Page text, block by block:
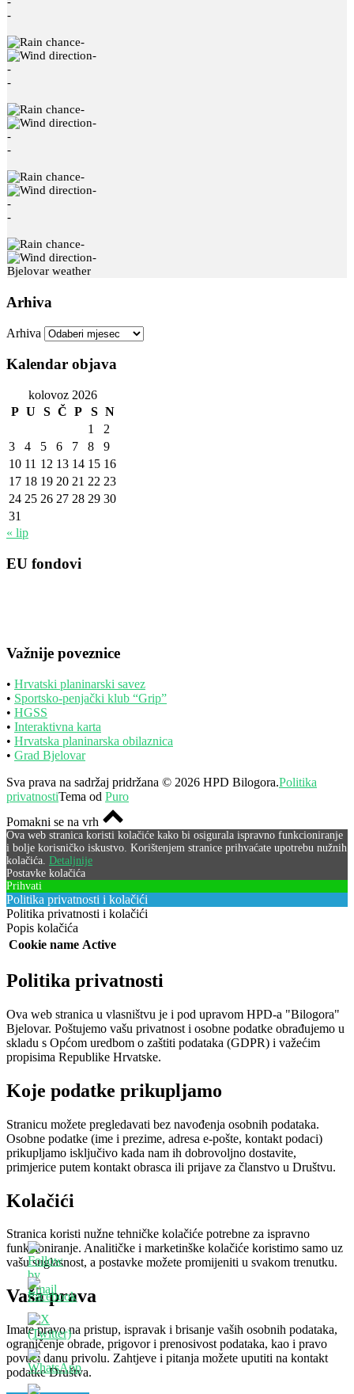
-
-
-
-
-
-
-
-
-
-
-
-
-
-
-
Bjelovar weather
Arhiva
Arhiva
Kalendar objava
kolovoz 2026
P U S Č P S N
1
2
3
4 5 6 7 8
9
10 11 12 13 14 15 16
17 18 19 20 21 22 23
24 25 26 27 28 29 30
31
« lip
EU fondovi
Važnije poveznice
• Hrvatski planinarski savez
• Sportsko-penjački klub “Grip”
• HGSS
• Interaktivna karta
• Hrvatska planinarska obilaznica
• Grad Bjelovar
Sva prava na sadržaj pridržana © 2026 HPD Bilogora.Politika
privatnostiTema od Puro
Pomakni se na vrh
Ova web stranica koristi kolačiće kako bi osigurala ispravno funkcioniranje
i bolje korisničko iskustvo. Korištenjem stranice prihvaćate upotrebu nužnih
kolačića. Detaljnije
Postavke kolačića
Prihvati
Politika privatnosti i kolačići
Politika privatnosti i kolačići
Popis kolačića
Cookie name Active
Politika privatnosti
Ova web stranica u vlasništvu je i pod upravom HPD-a "Bilogora"
Bjelovar. Poštujemo vašu privatnost i osobne podatke obrađujemo u
skladu s Općom uredbom o zaštiti podataka (GDPR) i važećim
propisima Republike Hrvatske.
Koje podatke prikupljamo
Stranicu možete pregledavati bez navođenja osobnih podataka.
Osobne podatke (ime i prezime, adresa e-pošte, kontakt podaci)
prikupljamo isključivo kada nam ih dobrovoljno dostavite,
primjerice putem kontakt obrasca ili prijave za članstvo u Društvu.
Kolačići
Stranica koristi nužne tehničke kolačiće potrebne za ispravno
funkcioniranje. Analitičke i marketinške kolačiće koristimo samo uz
vašu suglasnost, a postavke možete promijeniti u svakom trenutku.
Vaša prava
Imate pravo na pristup, ispravak i brisanje vaših osobnih podataka,
ograničenje obrade, prigovor i prenosivost podataka, kao i pravo
povući danu privolu. Zahtjeve i pitanja možete uputiti na kontakt
podatke Društva.